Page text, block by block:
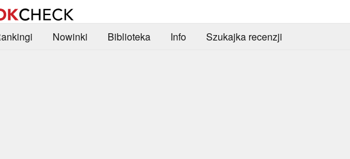
Nowinki Biblioteka Info Szukajka recenzji